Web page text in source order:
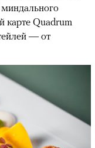
миндального
карте Quadrum
— от